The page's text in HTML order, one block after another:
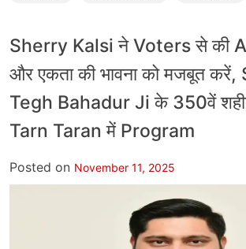
Sherry Kalsi ने Voters से की
और एकता की भावना को मजबूत
Tegh Bahadur Ji के 350वें
Tarn Taran में Program
Posted on November 11, 2025